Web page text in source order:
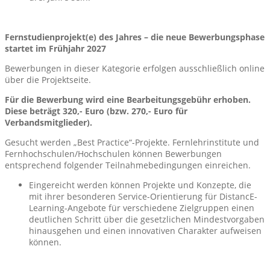
Fernstudienprojekt(e) des Jahres – die neue Bewerbungsphase
startet im Frühjahr 2027
Bewerbungen in dieser Kategorie erfolgen ausschließlich online
über die Projektseite.
Für die Bewerbung wird eine Bearbeitungsgebühr erhoben.
Diese beträgt 320,- Euro (bzw. 270,- Euro für
Verbandsmitglieder).
Gesucht werden „Best Practice“-Projekte. Fernlehrinstitute und
Fernhochschulen/Hochschulen können Bewerbungen
entsprechend folgender Teilnahmebedingungen einreichen.
Eingereicht werden können Projekte und Konzepte, die
mit ihrer besonderen Service-Orientierung für DistancE-
Learning-Angebote für verschiedene Zielgruppen einen
deutlichen Schritt über die gesetzlichen Mindestvorgaben
hinausgehen und einen innovativen Charakter aufweisen
können.